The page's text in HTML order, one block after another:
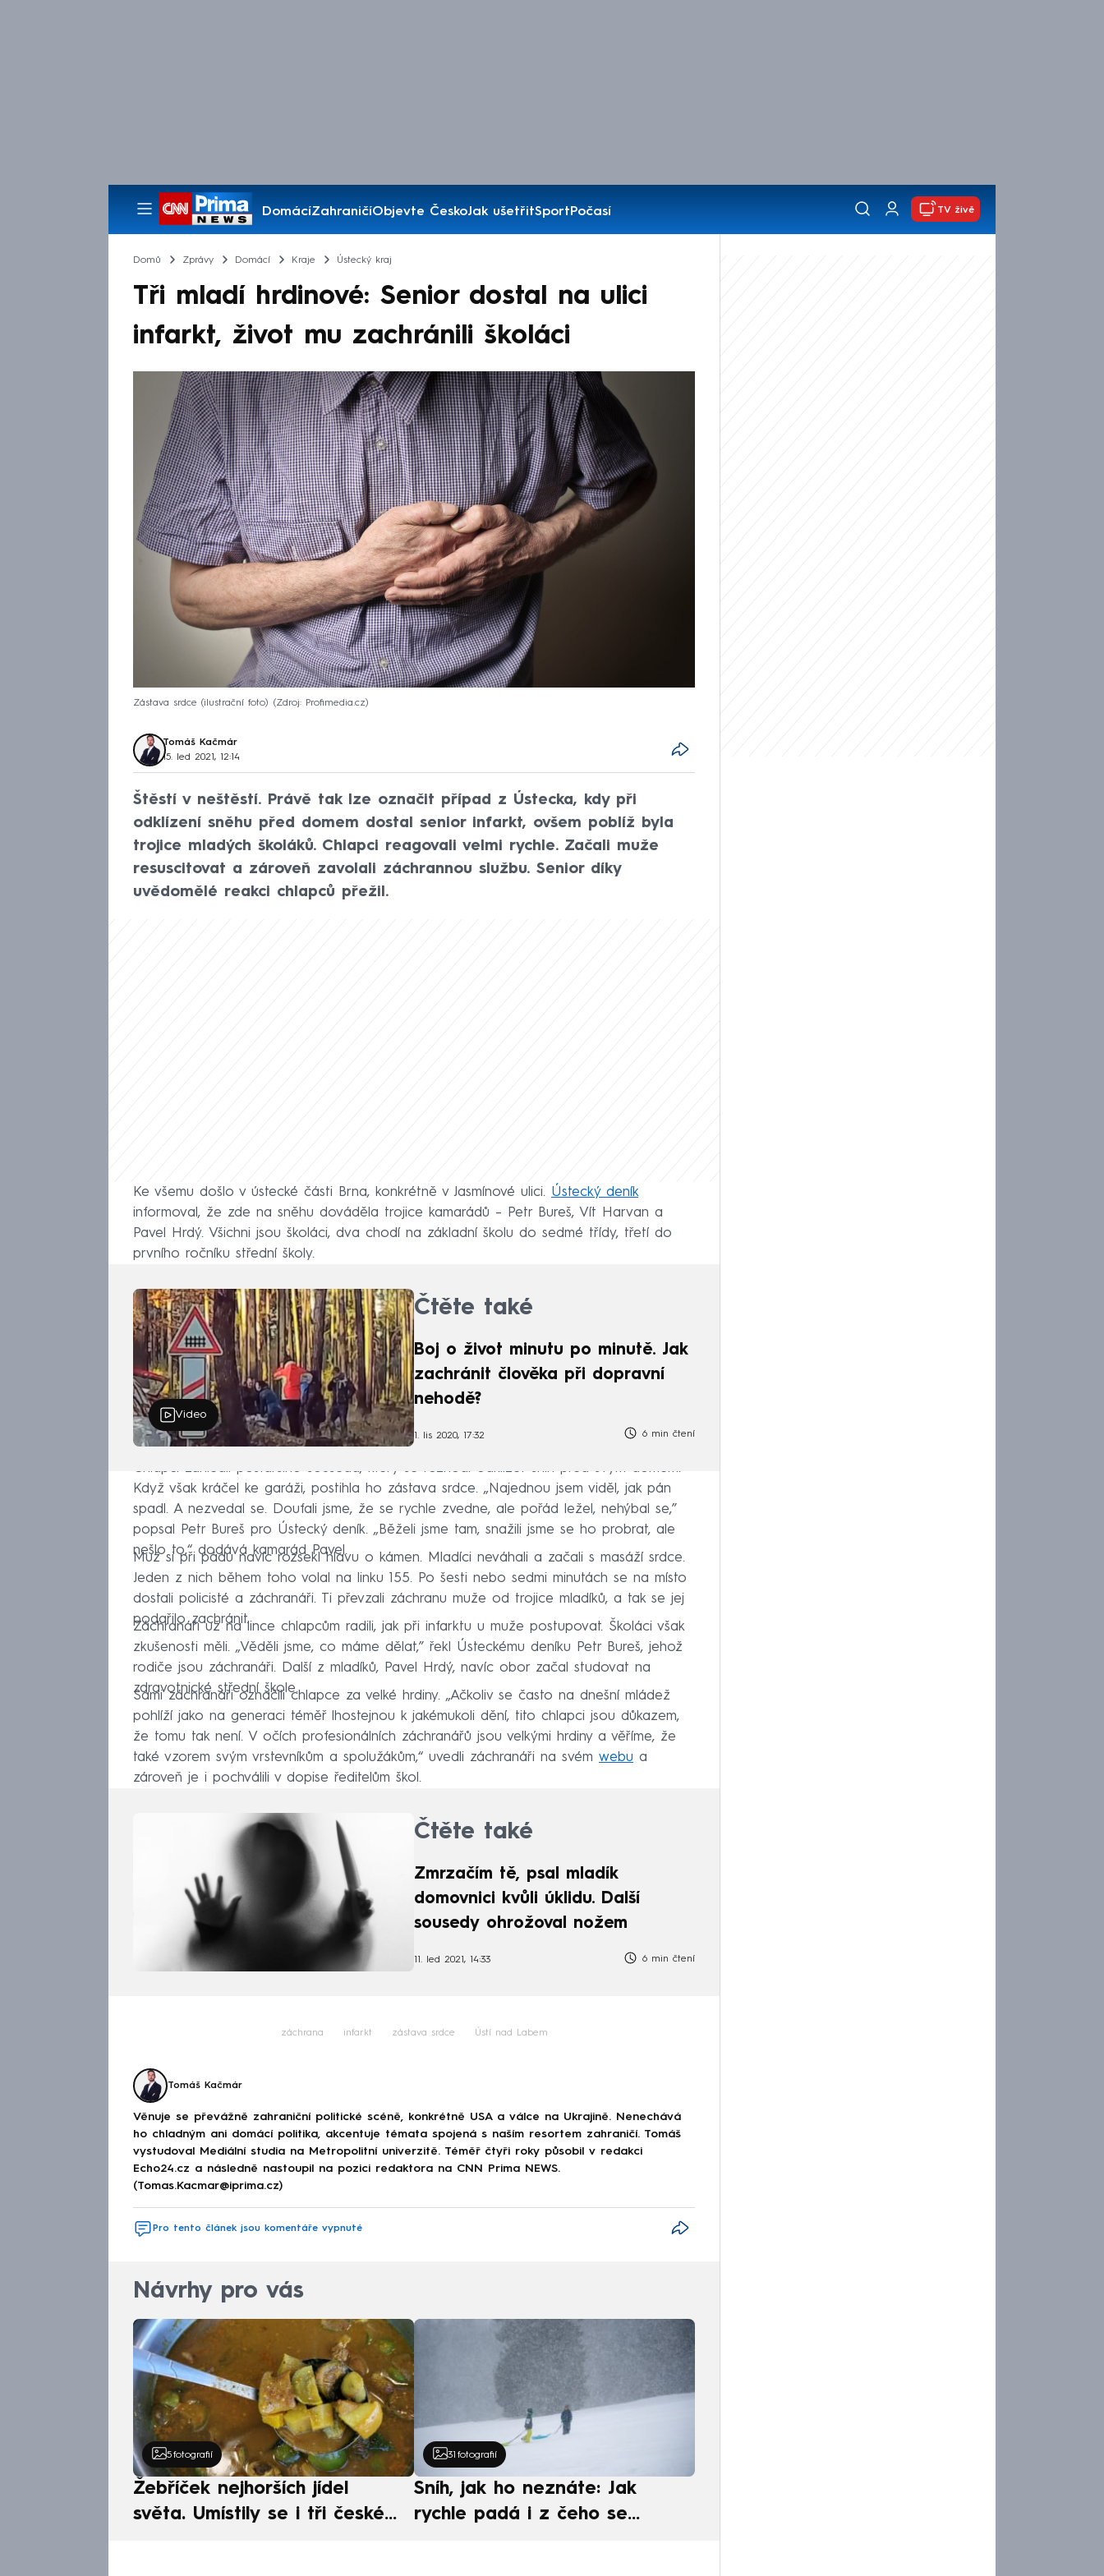
DomácíZahraničíObjevte ČeskoJak ušetřitSportPočasí
Pořady
TV živě
Domů Zprávy Domácí Kraje Ústecký kraj
Tři mladí hrdinové: Senior dostal na ulici
infarkt, život mu zachránili školáci
Zástava srdce (ilustrační foto) Zdroj: Profimedia.cz
Tomáš Kačmár
15. led 2021, 12:14
Štěstí v neštěstí. Právě tak lze označit případ z Ústecka, kdy při
odklízení sněhu před domem dostal senior infarkt, ovšem poblíž byla
trojice mladých školáků. Chlapci reagovali velmi rychle. Začali muže
resuscitovat a zároveň zavolali záchrannou službu. Senior díky
uvědomělé reakci chlapců přežil.
Ke všemu došlo v ústecké části Brna, konkrétně v Jasmínové ulici. Ústecký deník
informoval, že zde na sněhu dováděla trojice kamarádů – Petr Bureš, Vít Harvan a
Pavel Hrdý. Všichni jsou školáci, dva chodí na základní školu do sedmé třídy, třetí do
prvního ročníku střední školy.
Video
Čtěte také
Boj o život minutu po minutě. Jak
zachránit člověka při dopravní
nehodě?
1. lis 2020, 17:32 6 min čtení
Chlapci zahlédli postaršího souseda, který se rozhodl odklízet sníh před svým domem.
Když však kráčel ke garáži, postihla ho zástava srdce. „Najednou jsem viděl, jak pán
spadl. A nezvedal se. Doufali jsme, že se rychle zvedne, ale pořád ležel, nehýbal se,”
popsal Petr Bureš pro Ústecký deník. „Běželi jsme tam, snažili jsme se ho probrat, ale
nešlo to,“ dodává kamarád Pavel.
Muž si při pádu navíc rozsekl hlavu o kámen. Mladíci neváhali a začali s masáží srdce.
Jeden z nich během toho volal na linku 155. Po šesti nebo sedmi minutách se na místo
dostali policisté a záchranáři. Ti převzali záchranu muže od trojice mladíků, a tak se jej
podařilo zachránit.
Záchranáři už na lince chlapcům radili, jak při infarktu u muže postupovat. Školáci však
zkušenosti měli. „Věděli jsme, co máme dělat,” řekl Ústeckému deníku Petr Bureš, jehož
rodiče jsou záchranáři. Další z mladíků, Pavel Hrdý, navíc obor začal studovat na
zdravotnické střední škole.
Sami záchranáři označili chlapce za velké hrdiny. „Ačkoliv se často na dnešní mládež
pohlíží jako na generaci téměř lhostejnou k jakémukoli dění, tito chlapci jsou důkazem,
že tomu tak není. V očích profesionálních záchranářů jsou velkými hrdiny a věříme, že
také vzorem svým vrstevníkům a spolužákům,“ uvedli záchranáři na svém webu a
zároveň je i pochválili v dopise ředitelům škol.
Čtěte také
Zmrzačím tě, psal mladík
domovnici kvůli úklidu. Další
sousedy ohrožoval nožem
11. led 2021, 14:33 6 min čtení
záchrana infarkt zástava srdce Ústí nad Labem
Tomáš Kačmár
Věnuje se převážně zahraniční politické scéně, konkrétně USA a válce na Ukrajině. Nenechává
ho chladným ani domácí politika, akcentuje témata spojená s naším resortem zahraničí. Tomáš
vystudoval Mediální studia na Metropolitní univerzitě. Téměř čtyři roky působil v redakci
Echo24.cz a následně nastoupil na pozici redaktora na CNN Prima NEWS.
(Tomas.Kacmar@iprima.cz)
Pro tento článek jsou komentáře vypnuté
Návrhy pro vás
5 fotografií
Žebříček nejhorších jídel
světa. Umístily se i tři české
31 fotografií
Sníh, jak ho neznáte: Jak
rychle padá i z čeho se